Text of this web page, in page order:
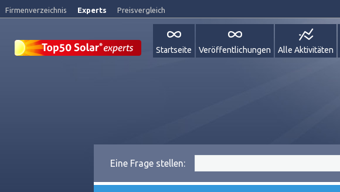
Firmenverzeichnis Experts Preisvergleich
Startseite Veröffentlichungen Alle Aktivitäten
Eine Frage stellen: